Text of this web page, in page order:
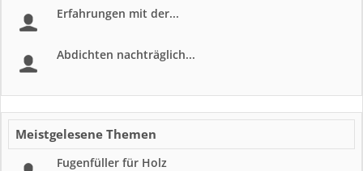
Erfahrungen mit der...
Abdichten nachträglich...
Meistgelesene Themen
Fugenfüller für Holz